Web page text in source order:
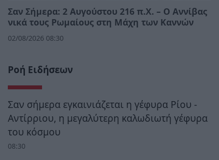
Σαν Σήμερα: 2 Αυγούστου 216 π.Χ. – Ο Αννίβας
νικά τους Ρωμαίους στη Μάχη των Καννών
02/08/2026 08:30
Ροή Ειδήσεων
Σαν σήμερα εγκαινιάζεται η γέφυρα Ρίου -
Αντίρριου, η μεγαλύτερη καλωδιωτή γέφυρα
του κόσμου
08:30